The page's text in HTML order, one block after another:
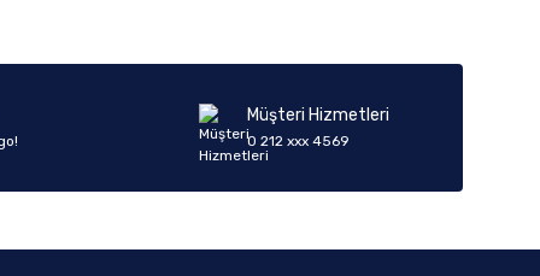
Müşteri Hizmetleri
0 212 xxx 4569